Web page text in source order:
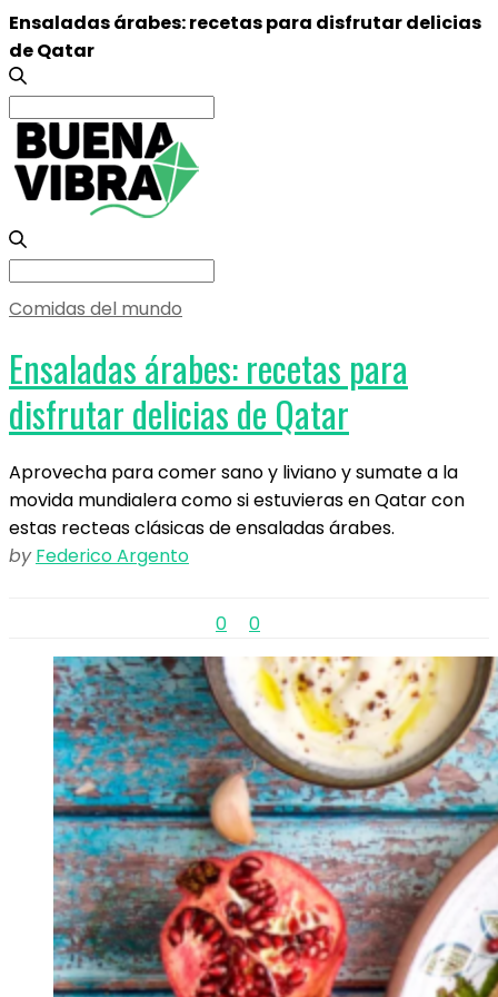
Ensaladas árabes: recetas para disfrutar delicias
de Qatar
Search
for:
Search
Comidas del mundo
Ensaladas árabes: recetas para
disfrutar delicias de Qatar
Aprovecha para comer sano y liviano y sumate a la
movida mundialera como si estuvieras en Qatar con
estas recteas clásicas de ensaladas árabes.
by Federico Argento
0 0